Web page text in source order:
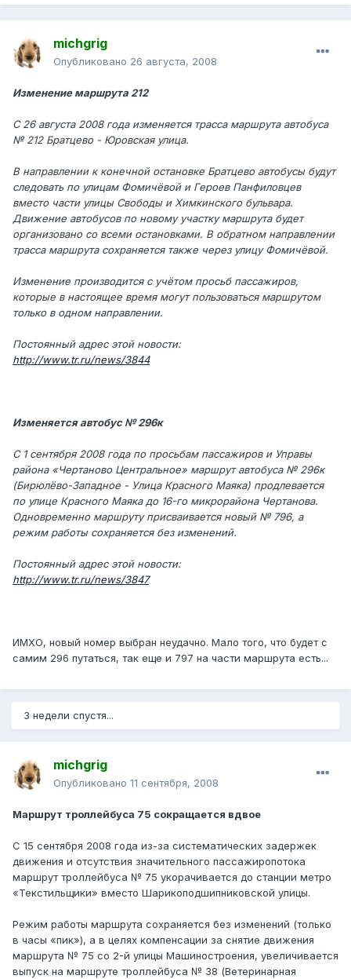
michgrig
Опубликовано 26 августа, 2008
Изменение маршрута 212
С 26 августа 2008 года изменяется трасса маршрута автобуса
№ 212 Братцево - Юровская улица.
В направлении к конечной остановке Братцево автобусы будут
следовать по улицам Фомичёвой и Героев Панфиловцев
вместо части улицы Свободы и Химкинского бульвара.
Движение автобусов по новому участку маршрута будет
организовано со всеми остановками. В обратном направлении
трасса маршрута сохраняется также через улицу Фомичёвой.
Изменение производится с учётом просьб пассажиров,
которые в настоящее время могут пользоваться маршрутом
только в одном направлении.
Постоянный адрес этой новости:
http://www.tr.ru/news/3844
Изменяется автобус № 296к
С 1 сентября 2008 года по просьбам пассажиров и Управы
района «Чертаново Центральное» маршрут автобуса № 296к
(Бирюлёво-Западное - Улица Красного Маяка) продлевается
по улице Красного Маяка до 16-го микрорайона Чертанова.
Одновременно маршруту присваивается новый № 796, а
режим работы сохраняется без изменений.
Постоянный адрес этой новости:
http://www.tr.ru/news/3847
ИМХО, новый номер выбран неудачно. Мало того, что будет с
самим 296 путаться, так еще и 797 на части маршрута есть...
3 недели спустя...
michgrig
Опубликовано 11 сентября, 2008
Маршрут троллейбуса 75 сокращается вдвое
С 15 сентября 2008 года из-за систематических задержек
движения и отсутствия значительного пассажиропотока
маршрут троллейбуса № 75 укорачивается до станции метро
«Текстильщики» вместо Шарикоподшипниковской улицы.
Режим работы маршрута сохраняется без изменений (только
в часы «пик»), а в целях компенсации за снятие движения
маршрута № 75 со 2-й улицы Машиностроения, увеличивается
выпуск на маршруте троллейбуса № 38 (Ветеринарная